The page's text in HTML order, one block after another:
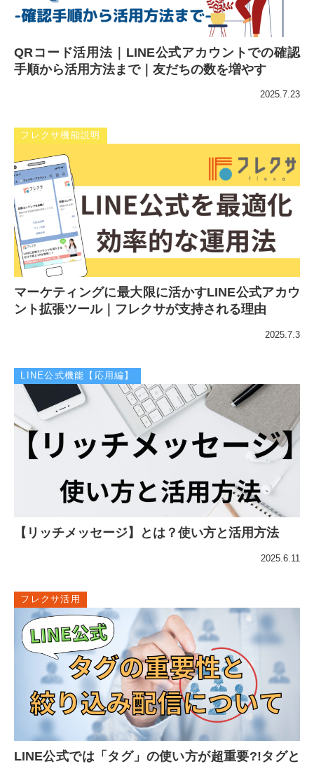
QRコード活用法｜LINE公式アカウントでの確認
手順から活用方法まで｜友だちの数を増やす
2025.7.23
フレクサ機能説明
マーケティングに最大限に活かすLINE公式アカウ
ント拡張ツール｜フレクサが支持される理由
2025.7.3
LINE公式機能【応用編】
【リッチメッセージ】とは？使い方と活用方法
2025.6.11
フレクサ活用
LINE公式では「タグ」の使い方が超重要?!タグと